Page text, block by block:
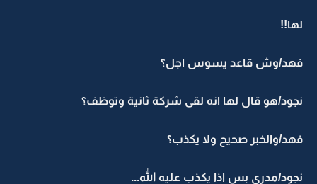
لها!!
فهد/وش قاعد يسوس اجل؟
نجود/هو قال لها انه لقى شركة ثانية وتوظف؟
فهد/والخبر صحيح ولا يكذب؟
نجود/مدري بس اذا يكذب عليه الله...